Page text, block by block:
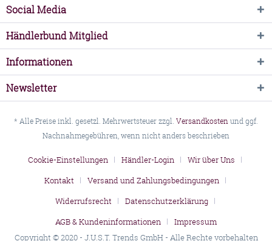
Social Media
Händlerbund Mitglied
Informationen
Newsletter
* Alle Preise inkl. gesetzl. Mehrwertsteuer zzgl. Versandkostenund ggf.
Nachnahmegebühren, wenn nicht anders beschrieben
Cookie-Einstellungen Händler-Login
Wir über Uns
Kontakt
Versand und Zahlungsbedingungen
Widerrufsrecht
Datenschutzerklärung
AGB & Kundeninformationen
Impressum
Copyright © 2020 - J.U.S.T. Trends GmbH - Alle Rechte vorbehalten